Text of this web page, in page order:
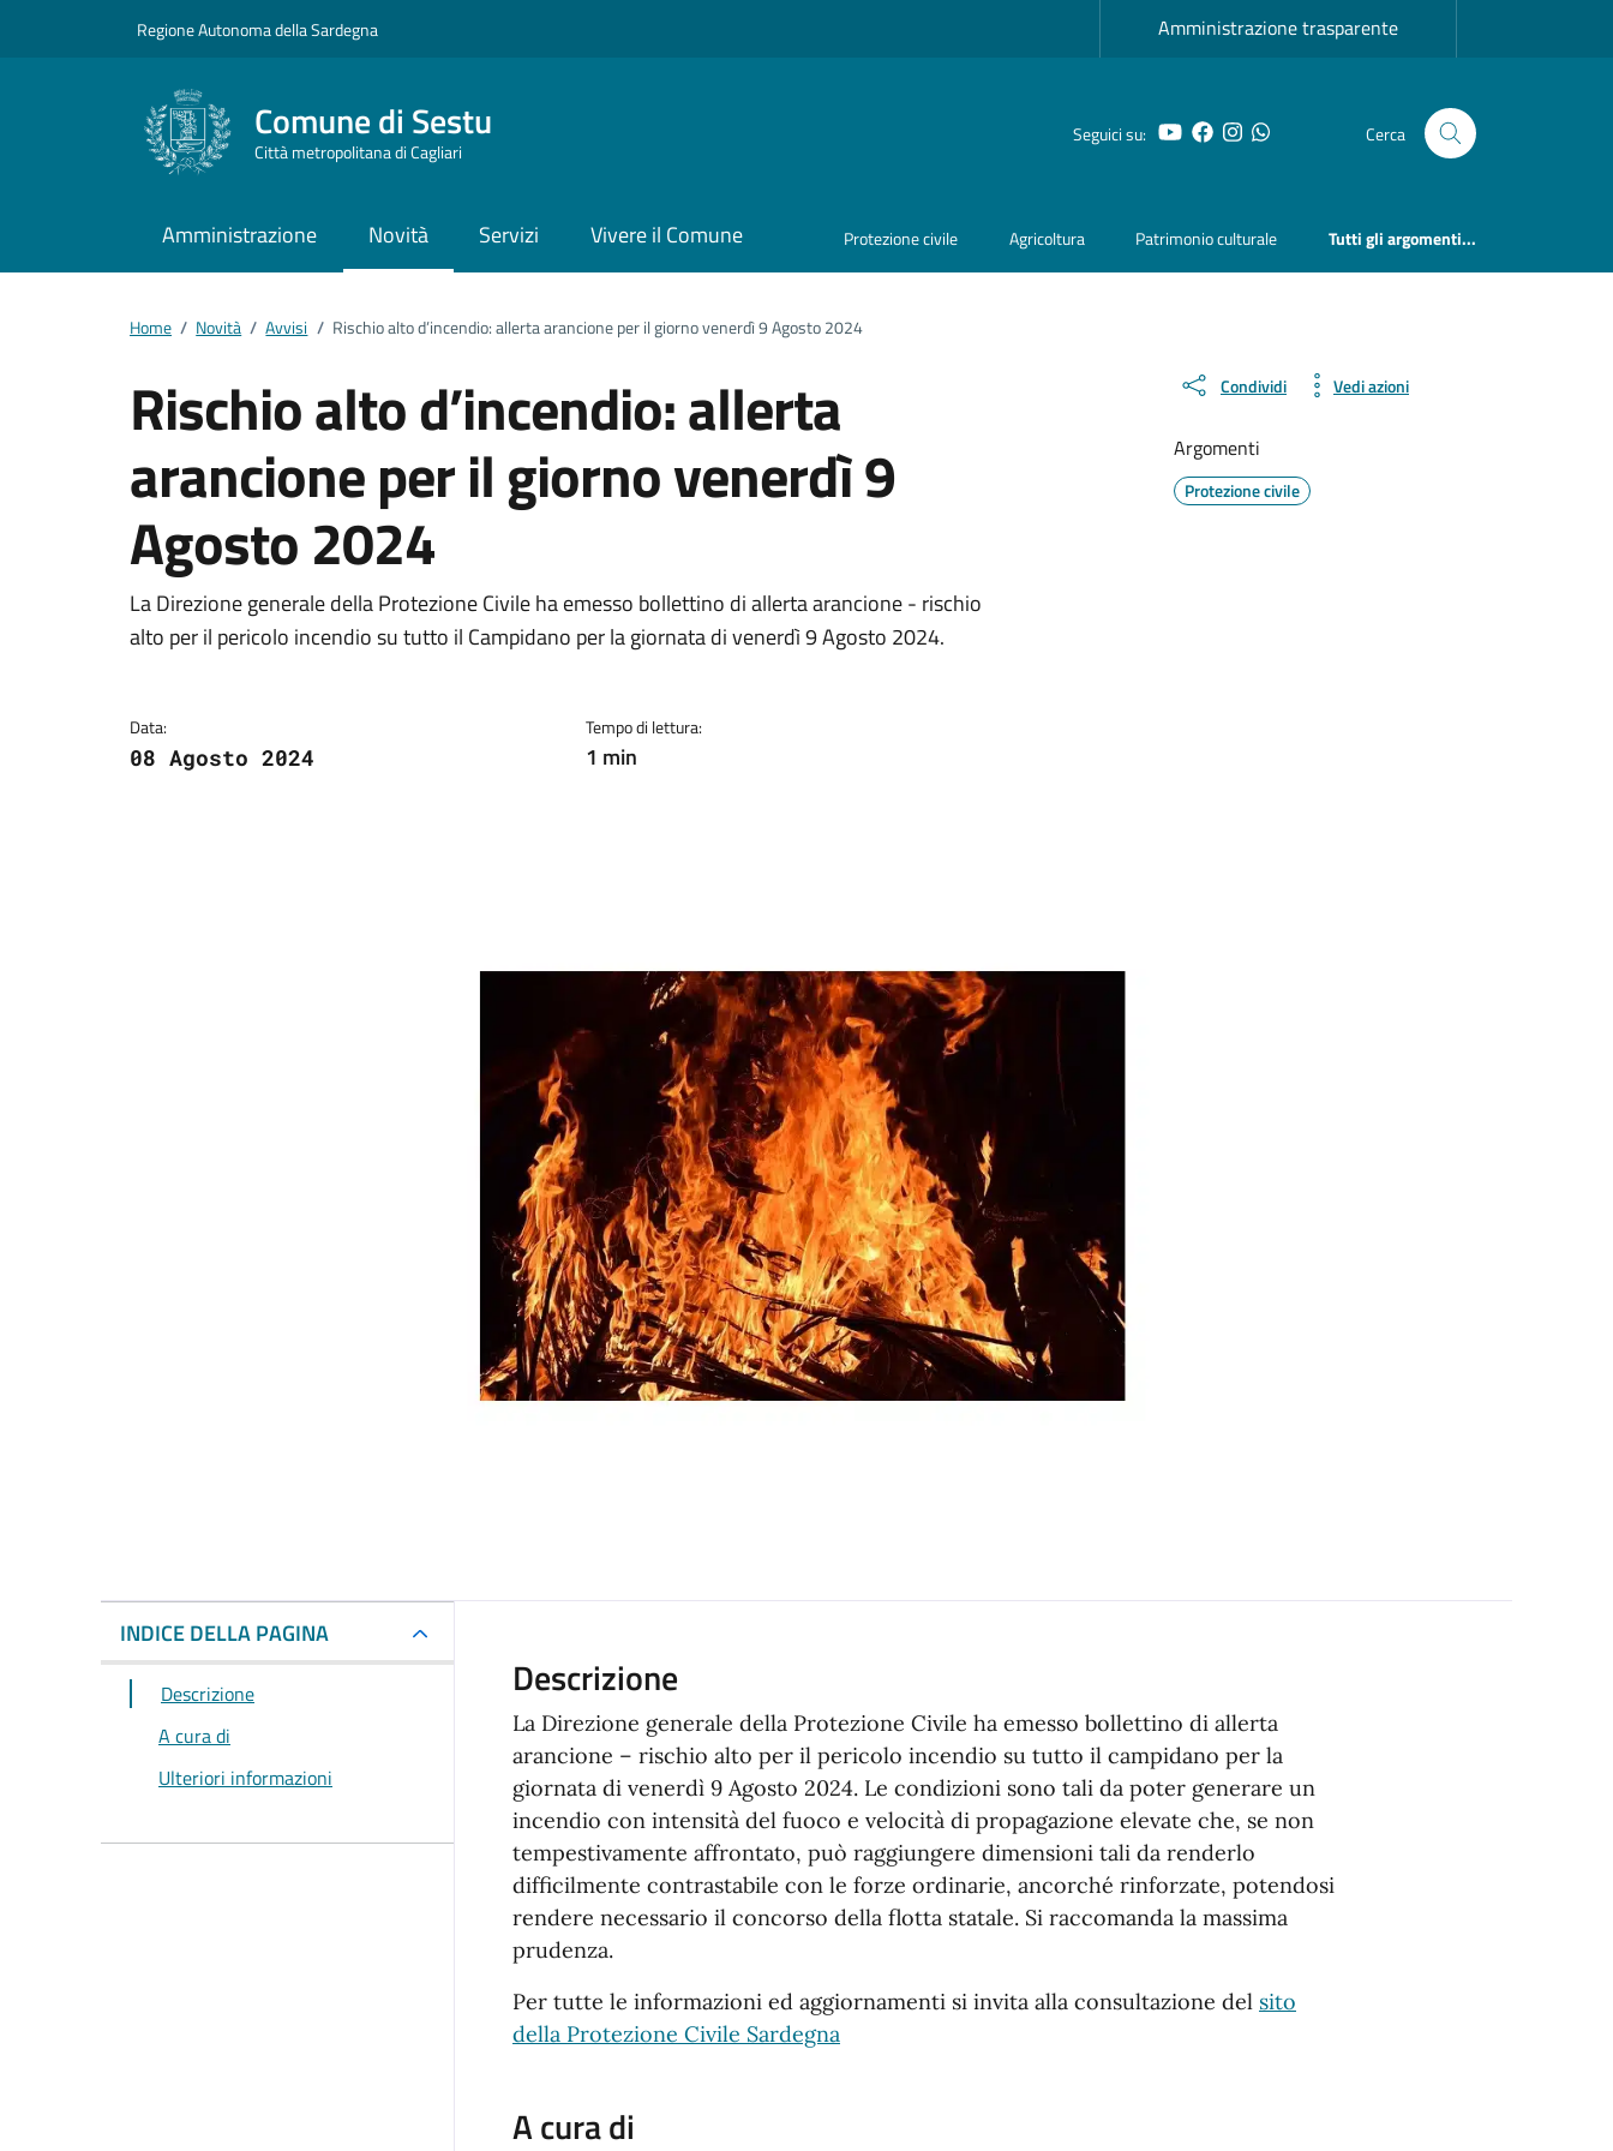
Regione Autonoma della Sardegna Amministrazione trasparente
Comune di Sestu
Città metropolitana di Cagliari
Seguici su: YouTube
Facebook
Instagram
Whatsapp Cerca
Amministrazione Novità Servizi Vivere il Comune Protezione civile Agricoltura Patrimonio culturale Tutti gli argomenti...
Home / Novità / Avvisi / Rischio alto d’incendio: allerta arancione per il giorno venerdì 9 Agosto 2024
Rischio alto d’incendio: allerta
arancione per il giorno venerdì 9
Agosto 2024
Dettagli della notizia
La Direzione generale della Protezione Civile ha emesso bollettino di allerta arancione - rischio
alto per il pericolo incendio su tutto il Campidano per la giornata di venerdì 9 Agosto 2024.
Data:
08 Agosto 2024
Tempo di lettura:
1 min
Condividi Vedi azioni
Argomenti
Protezione civile
INDICE DELLA PAGINA
Descrizione
A cura di
Ulteriori informazioni
Descrizione
La Direzione generale della Protezione Civile ha emesso bollettino di allerta
arancione – rischio alto per il pericolo incendio su tutto il campidano per la
giornata di venerdì 9 Agosto 2024. Le condizioni sono tali da poter generare un
incendio con intensità del fuoco e velocità di propagazione elevate che, se non
tempestivamente affrontato, può raggiungere dimensioni tali da renderlo
difficilmente contrastabile con le forze ordinarie, ancorché rinforzate, potendosi
rendere necessario il concorso della flotta statale. Si raccomanda la massima
prudenza.
Per tutte le informazioni ed aggiornamenti si invita alla consultazione del sito
della Protezione Civile Sardegna
A cura di